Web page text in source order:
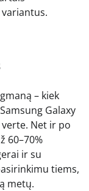
– kiek
Galaxy
Net ir po
60–70%
ir su
tiems,
metų.